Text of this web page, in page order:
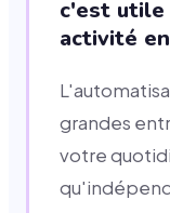
c'est utile
activité
grandes
votre